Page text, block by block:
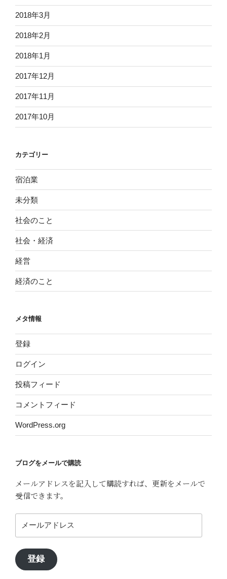
2018年3月
2018年2月
2018年1月
2017年12月
2017年11月
2017年10月
カテゴリー
宿泊業
未分類
社会のこと
社会・経済
経営
経済のこと
メタ情報
登録
ログイン
投稿フィード
コメントフィード
WordPress.org
ブログをメールで購読
メールアドレスを記入して購読すれば、更新をメールで
受信できます。
ー
ア
ド
登録